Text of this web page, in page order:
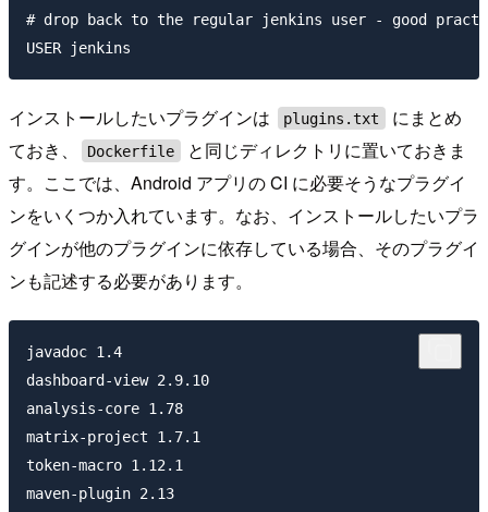
# drop back to the regular jenkins user - good
インストールしたいプラグインは plugins.txt
にまとめ
ておき、
Dockerfile
と同じディレクトリに置いておきま
す。ここでは、Android アプリの CI に必要そうなプラグイ
ンをいくつか入れています。なお、インストールしたいプラ
グインが他のプラグインに依存している場合、そのプラグイ
ンも記述する必要があります。
javadoc 1.4
dashboard-view 2.9.10
analysis-core 1.78
matrix-project 1.7.1
token-macro 1.12.1
maven-plugin 2.13